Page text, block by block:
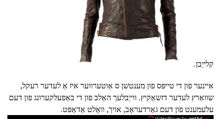
קלייַבן.
איינער פון די טייפּס פון מענטשן ס אַוטערווער איז אַ לעדער רעקל,
שוואַרץ לעדער דזשאַקיץ. ווייַבלעך האַלב פון די באַפעלקערונג פון דעם
עלעמענט פון דעם גאַרדעראָב, אויך, וואָלט אַדאַפּט.